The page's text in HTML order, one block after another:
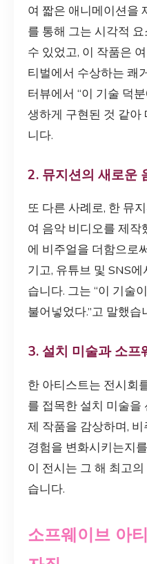
여 짧은 애니메이션을
를 통해 그는 시각적
수 있었고, 이 작품은
티벌에서 수상하는 쾌
터뷰에서 “이 기술 덕
생하게 구현된 것 같아
니다.
2. 뮤지션의 새로운
또 다른 사례로, 한 뮤
여 음악 비디오를 제작
에 비주얼을 더함으로
기고, 유튜브 및 SNS
습니다. 그는 “이 기술
불어넣었다.”고 말했습
3. 설치 미술과 소프
한 아티스트는 전시회
를 접목한 설치 미술을
제 작품을 감상하며,
경험을 변화시키는지
이 전시는 그 해 최고
습니다.
소프웨이브 아